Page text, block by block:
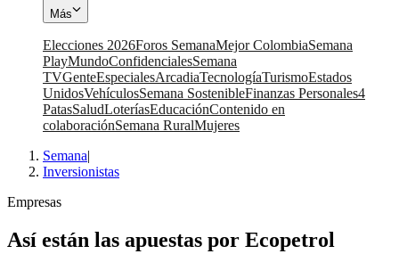
Más
Elecciones 2026Foros SemanaMejor ColombiaSemana
PlayMundoConfidencialesSemana
TVGenteEspecialesArcadiaTecnologíaTurismoEstados
UnidosVehículosSemana SostenibleFinanzas Personales4
PatasSaludLoteríasEducaciónContenido en
colaboraciónSemana RuralMujeres
Semana|
Inversionistas
Empresas
Así están las apuestas por Ecopetrol